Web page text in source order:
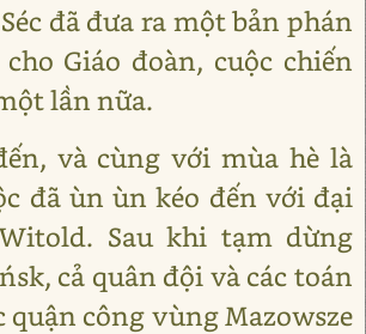
đã đưa ra một bản phán
Giáo đoàn, cuộc chiến
lần nữa.
và cùng với mùa hè là
đã ùn ùn kéo đến với đại
Sau khi tạm dừng
cả quân đội và các toán
quận công vùng Mazowsze